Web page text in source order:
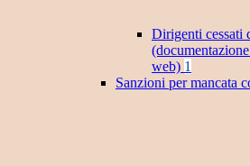
Dirigenti cessati
web) 1
Sanzioni per mancata